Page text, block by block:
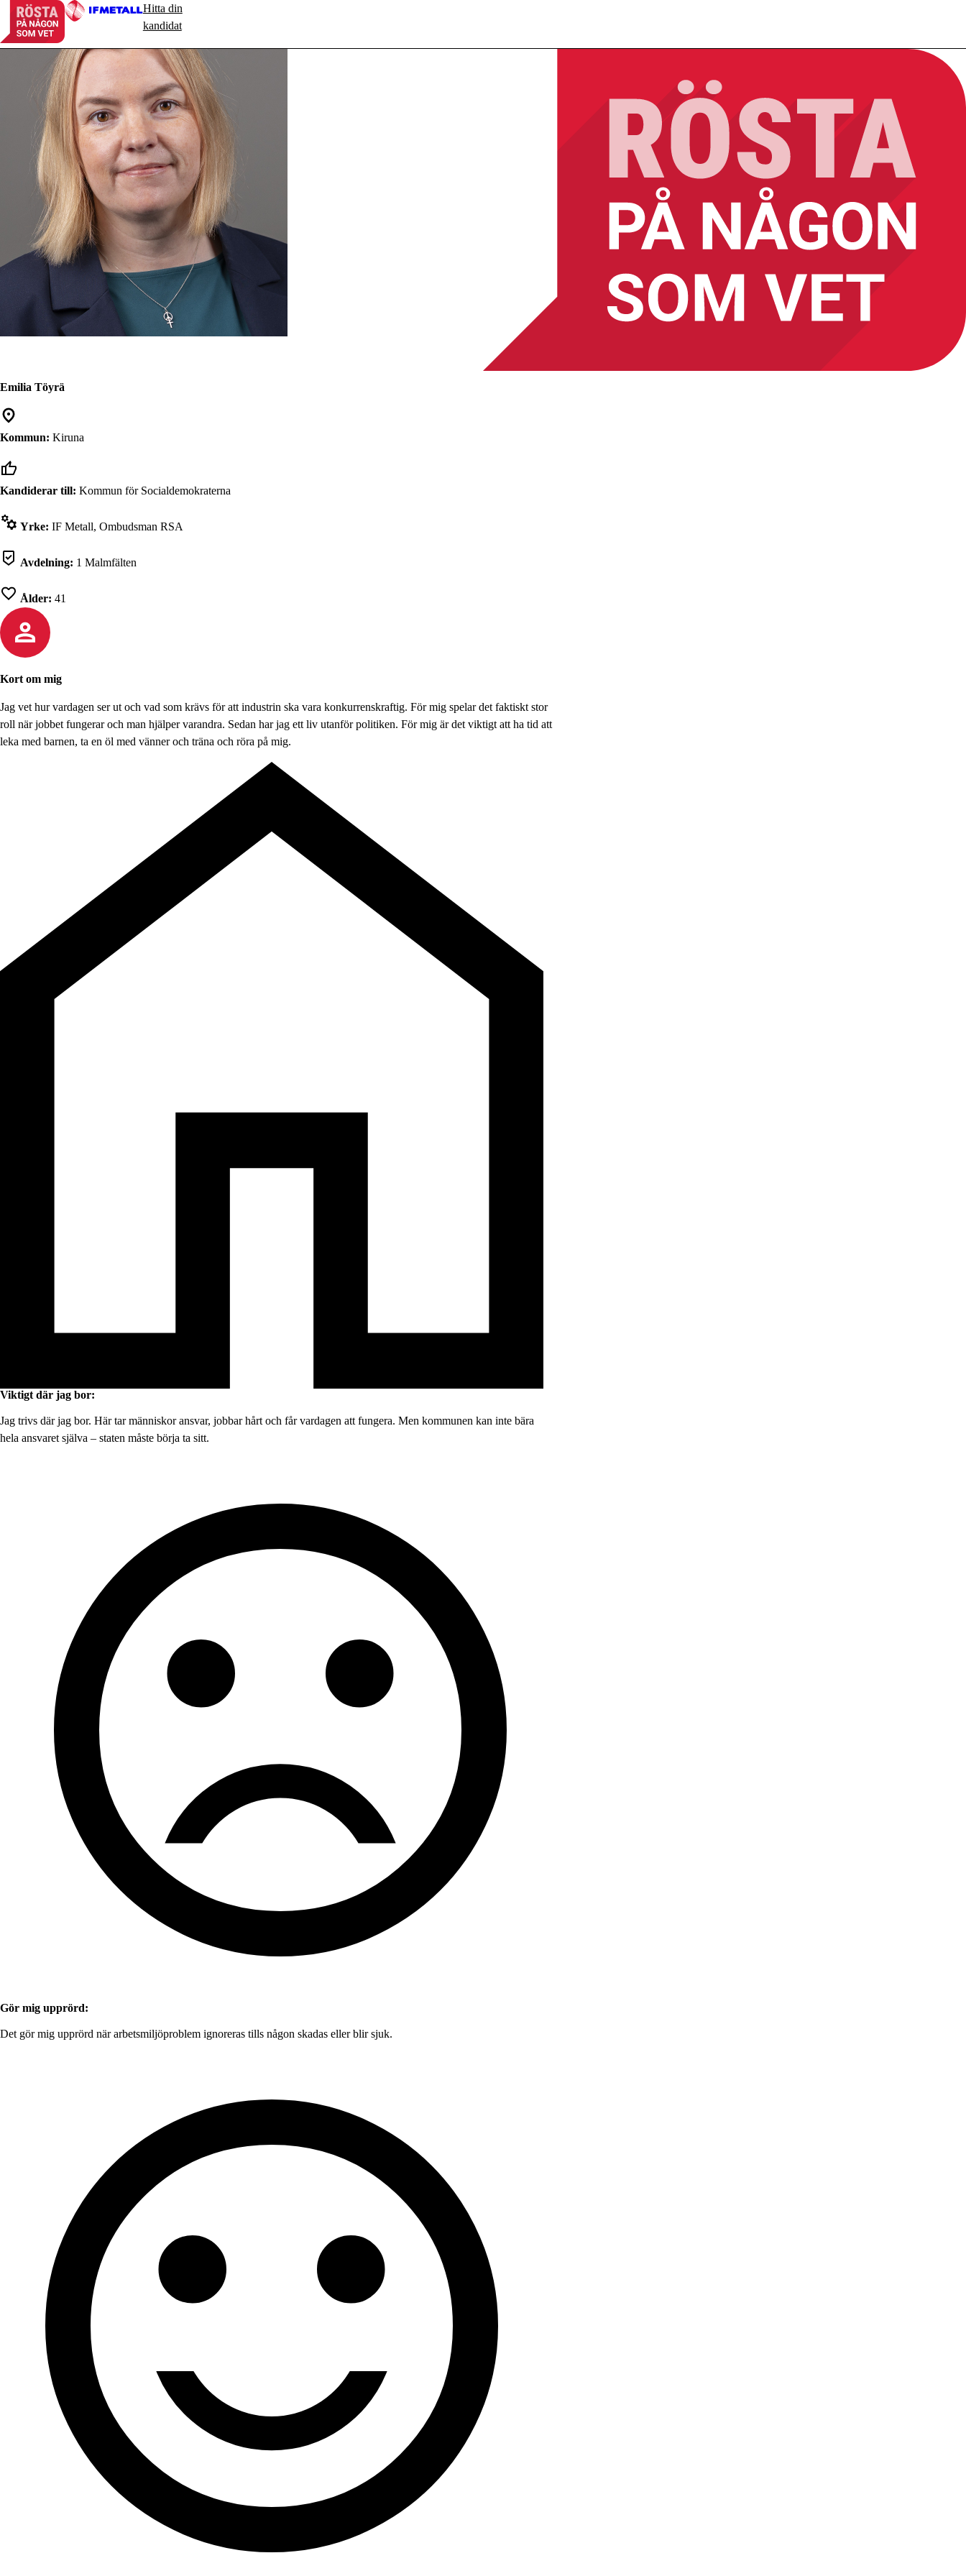
Hitta din
kandidat
Emilia Töyrä
Kommun: Kiruna
Kandiderar till: Kommun för Socialdemokraterna
Yrke: IF Metall, Ombudsman RSA
Avdelning: 1 Malmfälten
Ålder: 41
Kort om mig
Jag vet hur vardagen ser ut och vad som krävs för att industrin ska vara konkurrenskraftig. För mig spelar det faktiskt stor
roll när jobbet fungerar och man hjälper varandra. Sedan har jag ett liv utanför politiken. För mig är det viktigt att ha tid att
leka med barnen, ta en öl med vänner och träna och röra på mig.
Viktigt där jag bor:
Jag trivs där jag bor. Här tar människor ansvar, jobbar hårt och får vardagen att fungera. Men kommunen kan inte bära
hela ansvaret själva – staten måste börja ta sitt.
Gör mig upprörd:
Det gör mig upprörd när arbetsmiljöproblem ignoreras tills någon skadas eller blir sjuk.